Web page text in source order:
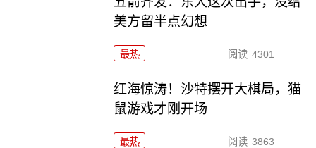
美方留半点幻想
最热 阅读 4301
红海惊涛！沙特摆开大棋局，猫
鼠游戏才刚开场
最热 阅读 3863